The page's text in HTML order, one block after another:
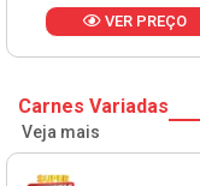
VER PREÇO
Carnes Variadas
Veja mais